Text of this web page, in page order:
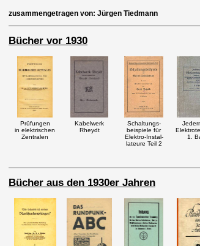
zusammengetragen von: Jürgen Tiedmann
Bücher vor 1930
Prüfungen
in elektrischen
Zentralen
Kabelwerk
Rheydt
Schaltungs-
beispiele für
Elektro-Instal-
lateure Teil 2
1.
Bücher aus den 1930er Jahren